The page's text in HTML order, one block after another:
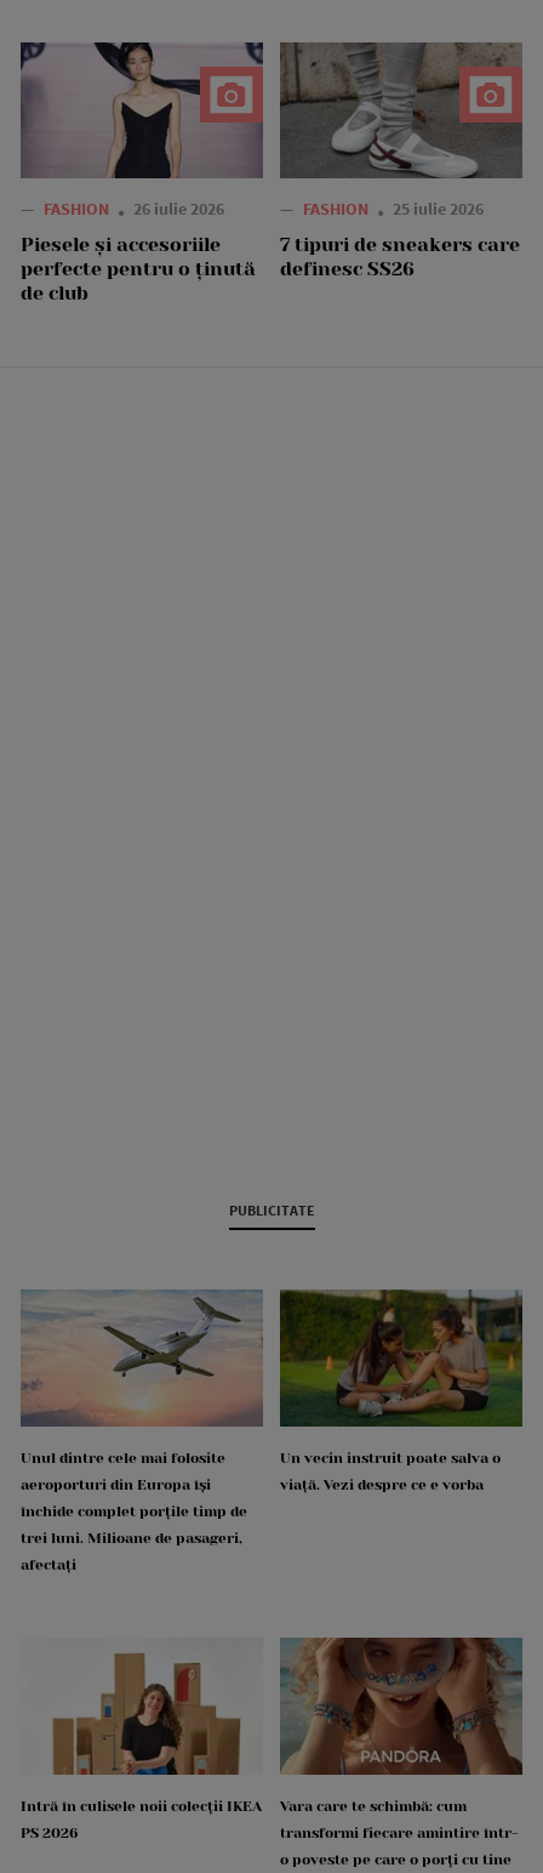
— FASHION 26 iulie 2026
Piesele și accesoriile
perfecte pentru o ținută
de club
— FASHION 25 iulie 2026
7 tipuri de sneakers care
definesc SS26
PUBLICITATE
Unul dintre cele mai folosite
aeroporturi din Europa își
închide complet porțile timp de
trei luni. Milioane de pasageri,
afectați
Un vecin instruit poate salva o
viață. Vezi despre ce e vorba
Intră în culisele noii colecții IKEA
PS 2026
Vara care te schimbă: cum
transformi fiecare amintire într-
o poveste pe care o porți cu tine